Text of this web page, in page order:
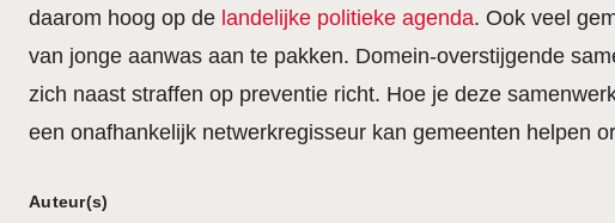
daarom hoog op de landelijke politieke agenda. Ook veel
van jonge aanwas aan te pakken. Domein-overstijgende
zich naast straffen op preventie richt. Hoe je deze
een onafhankelijk netwerkregisseur kan gemeenten helpen
Auteur(s)